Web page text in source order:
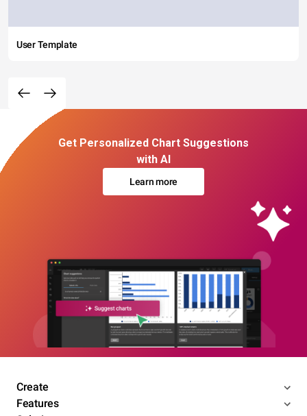
User Template
Get Personalized Chart Suggestions
with AI
Learn more
Create
Features